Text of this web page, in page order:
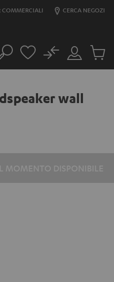
COMMERCIALI CERCA NEGOZI
Il
mio
No
Prodotti
wall